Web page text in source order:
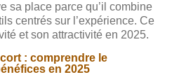
sa place parce qu’il combine
centrés sur l’expérience. Ce
et son attractivité en 2025.
: comprendre le
en 2025